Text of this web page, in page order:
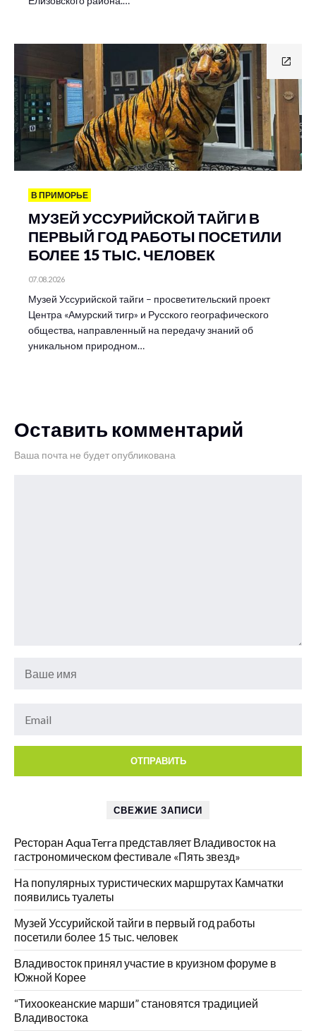
В ПРИМОРЬЕ
МУЗЕЙ УССУРИЙСКОЙ ТАЙГИ В
ПЕРВЫЙ ГОД РАБОТЫ ПОСЕТИЛИ
БОЛЕЕ 15 ТЫС. ЧЕЛОВЕК
07.08.2026
Музей Уссурийской тайги – просветительский проект
Центра «Амурский тигр» и Русского географического
общества, направленный на передачу знаний об
уникальном природном…
Оставить комментарий
Ваша почта не будет опубликована
СВЕЖИЕ ЗАПИСИ
Ресторан AquaTerra представляет Владивосток на
гастрономическом фестивале «Пять звезд»
На популярных туристических маршрутах Камчатки
появились туалеты
Музей Уссурийской тайги в первый год работы
посетили более 15 тыс. человек
Владивосток принял участие в круизном форуме в
Южной Корее
“Тихоокеанские марши” становятся традицией
Владивостока